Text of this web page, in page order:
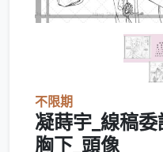
不限期
凝蒔宇_線稿
胸下_頭像